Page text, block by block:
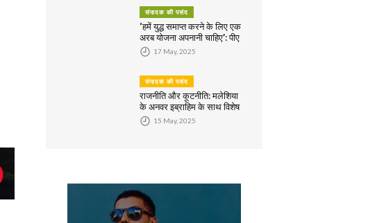
संपादक की पसंद
‘हमें युद्ध समाप्त करने के लिए एक
अरब योजना अपनानी चाहिए’: पीए
राष्ट्रपति अब्बास
17 May, 2025
संपादक की पसंद
राजनीति और कूटनीति: मलेशिया
के अनवर इब्राहिम के साथ विशेष
साक्षात्कार
15 May, 2025